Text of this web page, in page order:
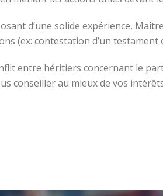
d’une solide expérience,
(ex: contestation d’un
entre héritiers concernant le
conseiller au mieux de vos